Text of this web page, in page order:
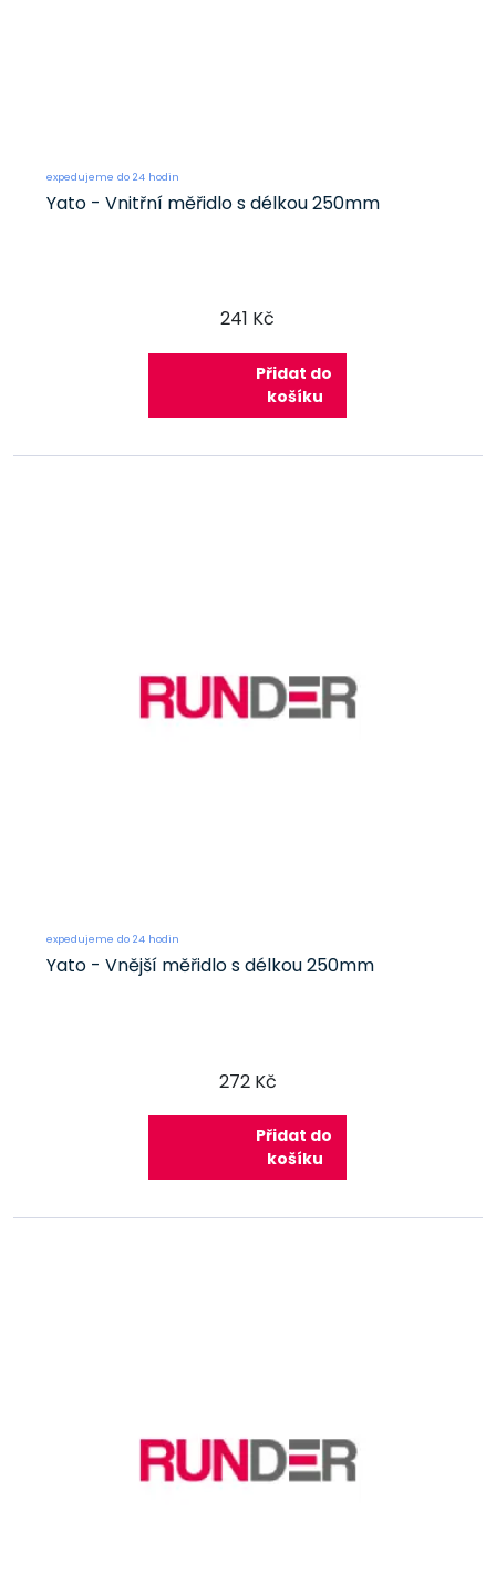
expedujeme do 24 hodin
Yato - Vnitřní měřidlo s délkou 250mm
241 Kč
Přidat do
košíku
expedujeme do 24 hodin
Yato - Vnější měřidlo s délkou 250mm
272 Kč
Přidat do
košíku